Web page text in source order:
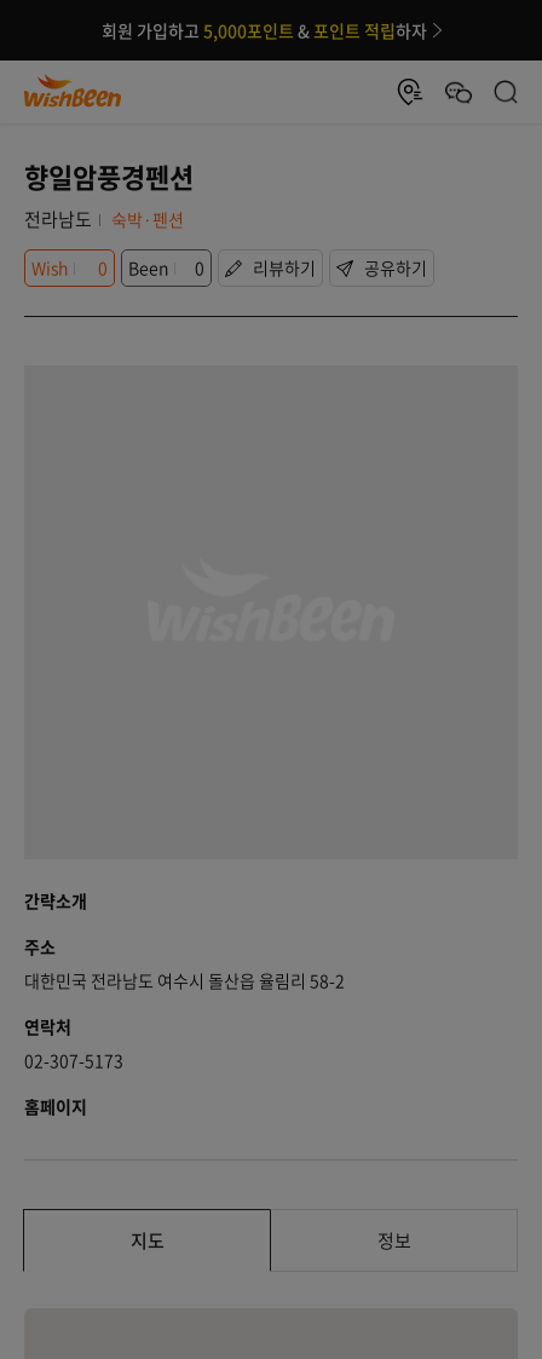
회원 가입하고 5,000포인트 &포인트 적립하자
향일암풍경펜션
전라남도
숙박·펜션
Wish
0 Been 0 리뷰하기 공유하기
간략소개
주소
대한민국 전라남도 여수시 돌산읍 율림리 58-2
연락처
02-307-5173
홈페이지
지도 정보